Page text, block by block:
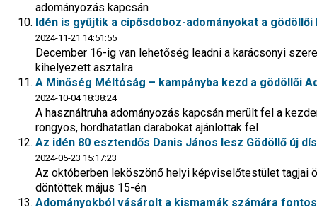
adományozás kapcsán
Idén is gyűjtik a cipősdoboz-adományokat a gödöllői
2024-11-21 14:51:55
December 16-ig van lehetőség leadni a karácsonyi
kihelyezett asztalra
A Minőség Méltóság – kampányba kezd a gödöllői
2024-10-04 18:38:24
A használtruha adományozás kapcsán merült fel a
rongyos, hordhatatlan darabokat ajánlottak fel
Az idén 80 esztendős Danis János lesz Gödöllő új
2024-05-23 15:17:23
Az októberben leköszönő helyi képviselőtestület tagjai
döntöttek május 15-én
Adományokból vásárolt a kismamák számára